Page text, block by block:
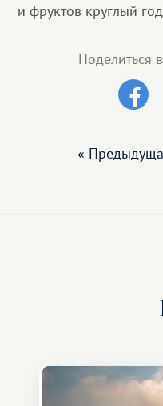
и фруктов круглый
Поделиться
«